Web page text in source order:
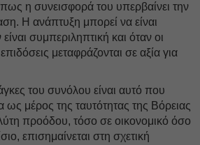
πως η συνεισφορά του υπερβαίνει την
Η ανάπτυξη μπορεί να είναι
συμπεριληπτική και όταν οι
μεταφράζονται σε αξία για
του συνόλου είναι αυτό που
ως μέρος της ταυτότητας της Βόρειας
προόδου, τόσο σε οικονομικό όσο
επισημαίνεται στη σχετική